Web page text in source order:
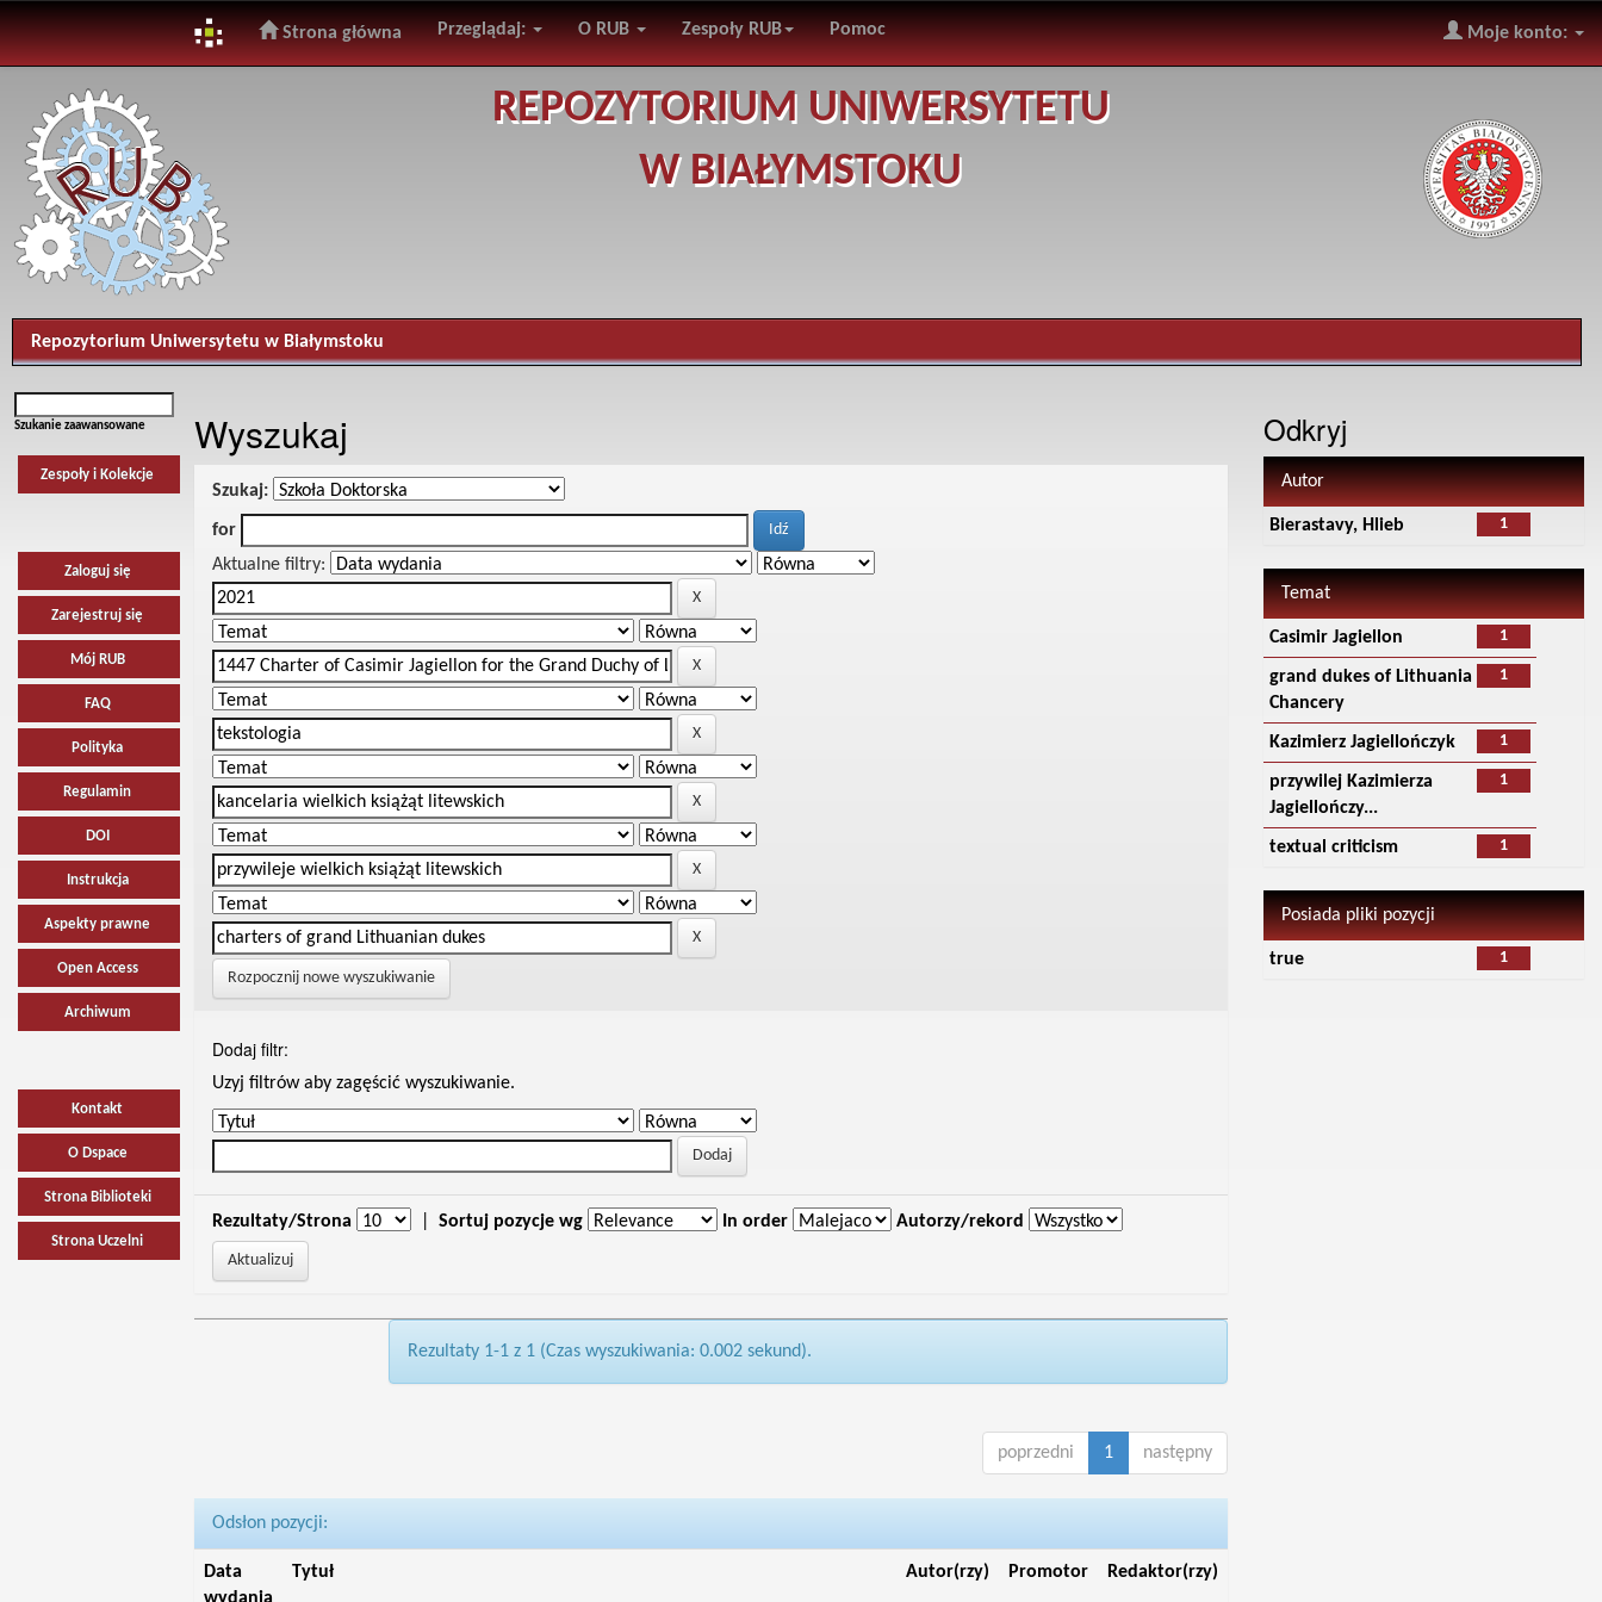
navigation
Strona główna Przeglądaj: O RUB Zespoły RUB Pomoc Moje konto:
REPOZYTORIUM UNIWERSYTETU
W BIAŁYMSTOKU
Repozytorium Uniwersytetu w Białymstoku
Szukanie zaawansowane
Zespoły i Kolekcje
Zaloguj się
Zarejestruj się
Mój RUB
FAQ
Polityka
Regulamin
DOI
Instrukcja
Aspekty prawne
Open Access
Archiwum
Kontakt
O Dspace
Strona Biblioteki
Strona Uczelni
Wyszukaj
Szukaj:
for
Aktualne filtry:
Rozpocznij nowe wyszukiwanie
Dodaj filtr:
Uzyj filtrów aby zagęścić wyszukiwanie.
Rezultaty/Strona Sortuj pozycje wg In order Autorzy/rekord
Rezultaty 1-1 z 1 (Czas wyszukiwania: 0.002 sekund).
poprzedni 1 następny
Odsłon pozycji:
Data
Tytuł Autor(rzy) Promotor Redaktor(rzy)
Odkryj
Autor
1
Bierastavy, Hlieb
Temat
1
Casimir Jagiellon
1
grand dukes of Lithuania
Chancery
1
Kazimierz Jagiellończyk
1
przywilej Kazimierza
Jagiellończy...
1
textual criticism
Posiada pliki pozycji
1
true